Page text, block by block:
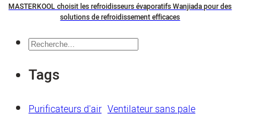
MASTERKOOL choisit les refroidisseurs évaporatifs Wanjiada pour des
solutions de refroidissement efficaces
Recherche
Tags
Purificateurs d'air Ventilateur sans pale